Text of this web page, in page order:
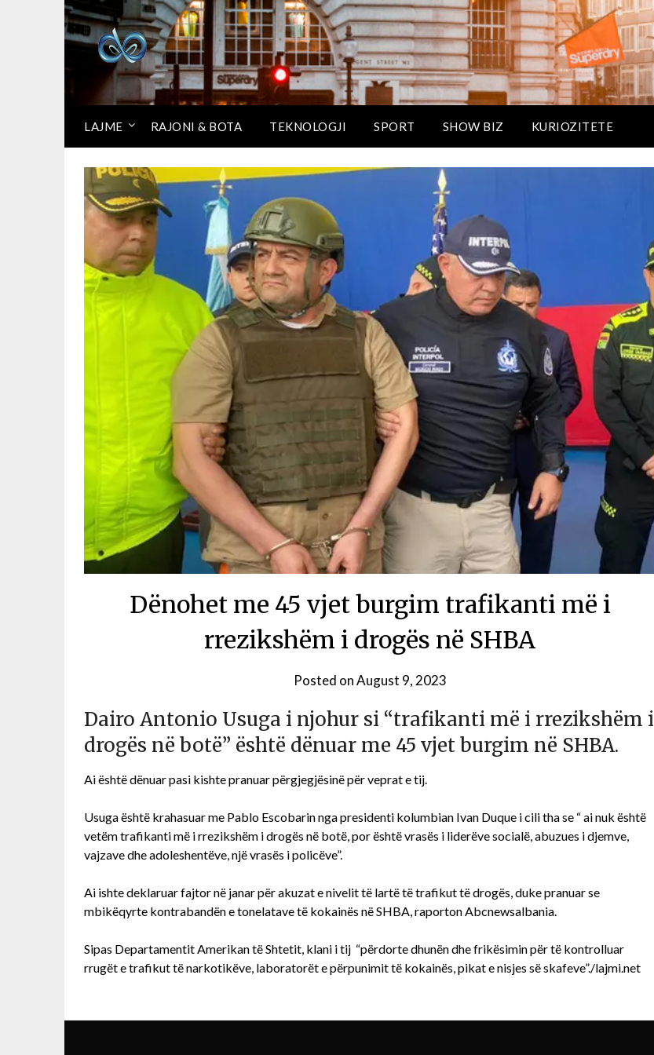
LAJME RAJONI & BOTA TEKNOLOGJI SPORT SHOW BIZ KURIOZITETE
Dënohet me 45 vjet burgim trafikanti më i
rrezikshëm i drogës në SHBA
Posted onAugust 9, 2023
Dairo Antonio Usuga i njohur si “trafikanti më i rrezikshëm i
drogës në botë” është dënuar me 45 vjet burgim në SHBA.
Ai është dënuar pasi kishte pranuar përgjegjësinë për veprat e tij.
Usuga është krahasuar me Pablo Escobarin nga presidenti kolumbian Ivan Duque i cili tha se “ ai nuk është
vetëm trafikanti më i rrezikshëm i drogës në botë, por është vrasës i liderëve socialë, abuzues i djemve,
vajzave dhe adoleshentëve, një vrasës i policëve”.
Ai ishte deklaruar fajtor në janar për akuzat e nivelit të lartë të trafikut të drogës, duke pranuar se
mbikëqyrte kontrabandën e tonelatave të kokainës në SHBA, raporton Abcnewsalbania.
Sipas Departamentit Amerikan të Shtetit, klani i tij “përdorte dhunën dhe frikësimin për të kontrolluar
rrugët e trafikut të narkotikëve, laboratorët e përpunimit të kokainës, pikat e nisjes së skafeve”./lajmi.net